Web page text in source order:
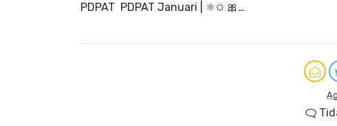
PDPAT PDPAT Januari | ⚛✩ 🎀…